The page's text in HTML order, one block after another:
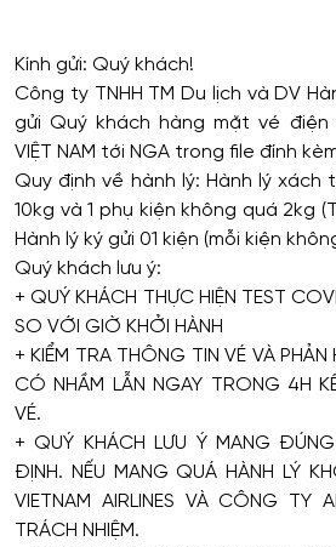
Kính gửi: Quý khách!
Công ty TNHH TM Du lịch và DV
gửi Quý khách hàng mặt vé
VIỆT NAM tới NGA trong file đính
Quy định về hành lý: Hành lý xách
10kg và 1 phụ kiện không quá 2kg
Hành lý ký gửi 01 kiện (mỗi kiện
Quý khách lưu ý:
+ QUÝ KHÁCH THỰC HIỆN TEST
SO VỚI GIỜ KHỞI HÀNH
+ KIỂM TRA THÔNG TIN VÉ VÀ PHẢN
CÓ NHẦM LẪN NGAY TRONG 4H
VÉ.
+ QUÝ KHÁCH LƯU Ý MANG
ĐỊNH. NẾU MANG QUÁ HÀNH LÝ
VIETNAM AIRLINES VÀ CÔNG TY
TRÁCH NHIỆM.